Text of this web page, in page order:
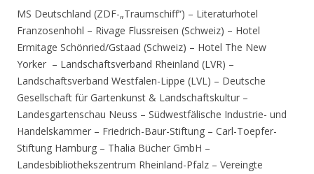
MS Deutschland (ZDF-„Traumschiff“) – Literaturhotel
Franzosenhohl – Rivage Flussreisen (Schweiz) – Hotel
Ermitage Schönried/Gstaad (Schweiz) – Hotel The New
Yorker – Landschaftsverband Rheinland (LVR) –
Landschaftsverband Westfalen-Lippe (LVL) – Deutsche
Gesellschaft für Gartenkunst & Landschaftskultur –
Landesgartenschau Neuss – Südwestfälische Industrie- und
Handelskammer – Friedrich-Baur-Stiftung – Carl-Toepfer-
Stiftung Hamburg – Thalia Bücher GmbH –
Landesbibliothekszentrum Rheinland-Pfalz – Vereingte